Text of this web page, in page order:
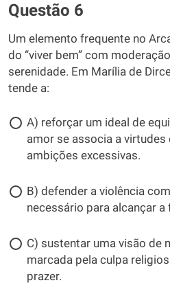
Questão 6
Um elemento frequente no
do “viver bem” com
serenidade. Em Marília de
tende a:
A) reforçar um ideal de
amor se associa a virtudes
ambições excessivas.
B) defender a violência
necessário para alcançar
C) sustentar uma visão de
marcada pela culpa
prazer.